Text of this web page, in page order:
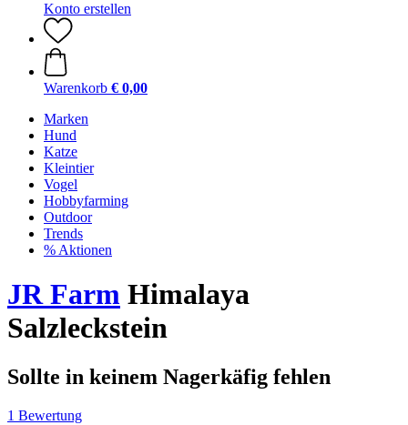
Konto erstellen
Warenkorb € 0,00
Marken
Hund
Katze
Kleintier
Vogel
Hobbyfarming
Outdoor
Trends
% Aktionen
JR Farm Himalaya
Salzleckstein
Sollte in keinem Nagerkäfig fehlen
1 Bewertung